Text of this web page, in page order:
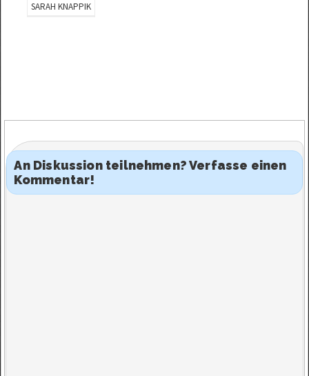
SARAH KNAPPIK
An Diskussion teilnehmen? Verfasse einen
Kommentar!